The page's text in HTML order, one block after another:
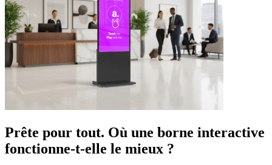
Prête pour tout. Où une borne interactive
fonctionne-t-elle le mieux ?